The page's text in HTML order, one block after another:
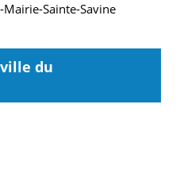
Sainte-Savine
du